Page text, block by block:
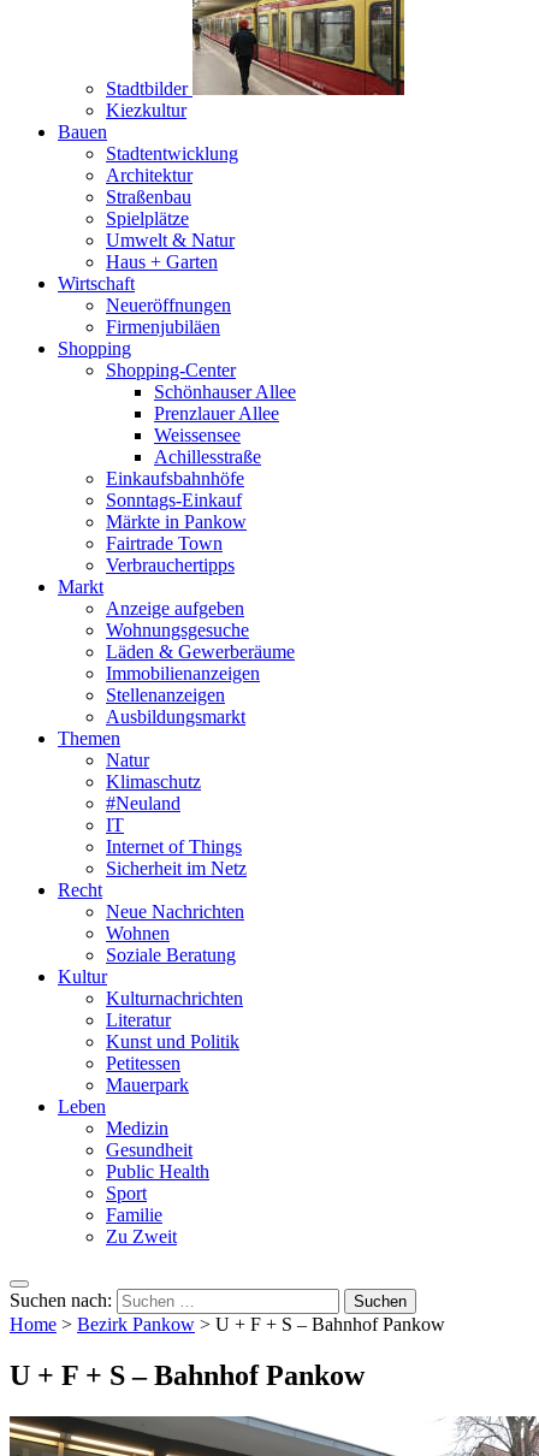
Stadtbilder
Kiezkultur
Bauen
Stadtentwicklung
Architektur
Straßenbau
Spielplätze
Umwelt & Natur
Haus + Garten
Wirtschaft
Neueröffnungen
Firmenjubiläen
Shopping
Shopping-Center
Schönhauser Allee
Prenzlauer Allee
Weissensee
Achillesstraße
Einkaufsbahnhöfe
Sonntags-Einkauf
Märkte in Pankow
Fairtrade Town
Verbrauchertipps
Markt
Anzeige aufgeben
Wohnungsgesuche
Läden & Gewerberäume
Immobilienanzeigen
Stellenanzeigen
Ausbildungsmarkt
Themen
Natur
Klimaschutz
#Neuland
IT
Internet of Things
Sicherheit im Netz
Recht
Neue Nachrichten
Wohnen
Soziale Beratung
Kultur
Kulturnachrichten
Literatur
Kunst und Politik
Petitessen
Mauerpark
Leben
Medizin
Gesundheit
Public Health
Sport
Familie
Zu Zweit
Suchen nach:
Home > Bezirk Pankow > U + F + S – Bahnhof Pankow
U + F + S – Bahnhof Pankow